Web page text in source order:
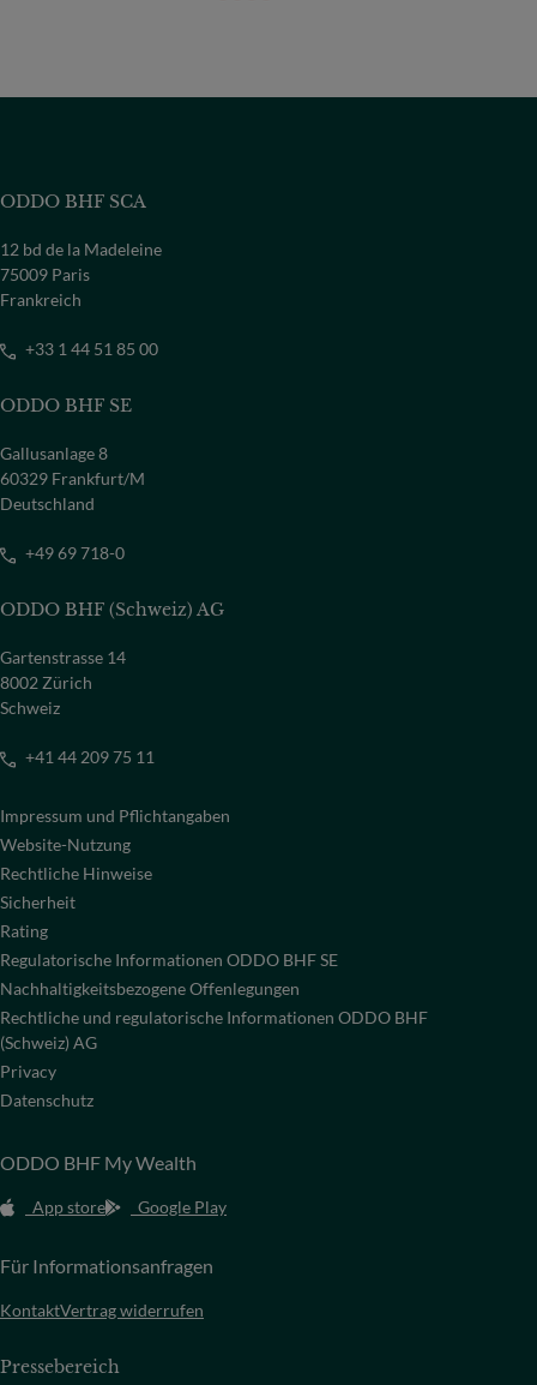
ODDO BHF SCA
12 bd de la Madeleine
75009 Paris
Frankreich
+33 1 44 51 85 00
ODDO BHF SE
Gallusanlage 8
60329 Frankfurt/M
Deutschland
+49 69 718-0
ODDO BHF (Schweiz) AG
Gartenstrasse 14
8002 Zürich
Schweiz
+41 44 209 75 11
Impressum und Pflichtangaben
Website-Nutzung
Rechtliche Hinweise
Sicherheit
Rating
Regulatorische Informationen ODDO BHF SE
Nachhaltigkeitsbezogene Offenlegungen
Rechtliche und regulatorische Informationen ODDO BHF
(Schweiz) AG
Privacy
Datenschutz
ODDO BHF My Wealth
App store Google Play
Für Informationsanfragen
KontaktVertrag widerrufen
Pressebereich